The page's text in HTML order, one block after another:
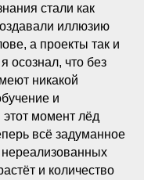
стали как
иллюзию
а проекты так и
осознал, что без
никакой
и
этот момент лёд
всё задуманное
и количество